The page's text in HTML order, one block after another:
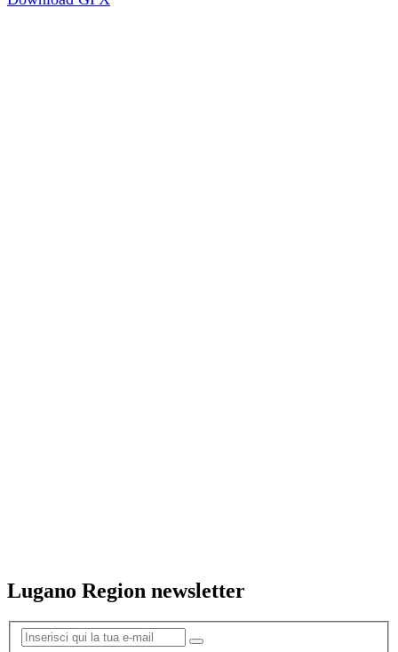
Lugano Region newsletter